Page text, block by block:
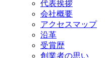
代表挨拶
会社概要
アクセスマップ
沿革
受賞歴
創業者の思い